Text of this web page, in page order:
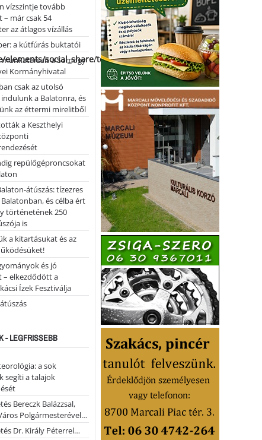
elements/social_share/templates/template.php
vízszintje tovább
– már csak 54
az átlagos vízállás
a kútfúrás buktatói
munkatársait a Somogy
Kormányhivatal
csak az utolsó
a Balatonra, és
az éttermi mirelitből
a Keszthelyi
repülőgéproncsokat
átúszás: tízezres
és célba ért
történetének 250
is
a kitartásukat és az
és jó
– elkezdődött a
Ízek Fesztiválja
- LEGFRISSEBB
a sok
segíti a talajok
Bereczk Balázzsal,
Polgármesterével…
Dr. Király Péterrel…